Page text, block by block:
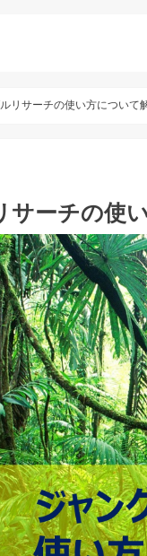
リサーチの使い方について
サーチの使